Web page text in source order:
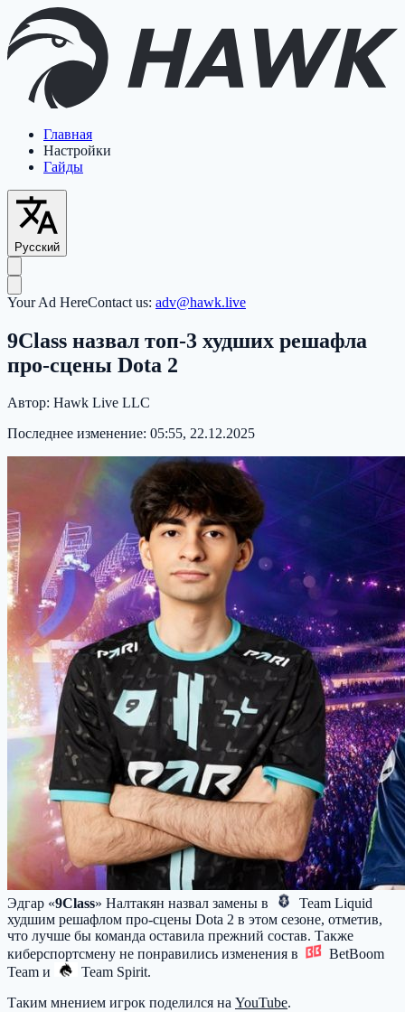
Главная
Настройки
Гайды
Русский
Your Ad HereContact us: adv@hawk.live
9Class назвал топ-3 худших решафла
про-сцены Dota 2
Автор: Hawk Live LLC
Последнее изменение: 05:55, 22.12.2025
Эдгар «9Class» Налтакян назвал замены в
Team Liquid
худшим решафлом про-сцены Dota 2 в этом сезоне, отметив,
что лучше бы команда оставила прежний состав. Также
киберспортсмену не понравились изменения в
BetBoom
Team и Team Spirit.
Таким мнением игрок поделился на YouTube.